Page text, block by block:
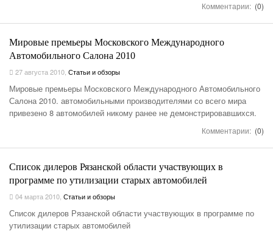
Комментарии: (0)
Мировые премьеры Московского Международного
Автомобильного Салона 2010
27 августа 2010 Статьи и обзоры
Мировые премьеры Московского Международного Автомобильного
Салона 2010. автомобильными производителями со всего мира
привезено 8 автомобилей никому ранее не демонстрировавшихся.
Комментарии: (0)
Список дилеров Рязанской области участвующих в
программе по утилизации старых автомобилей
04 марта 2010 Статьи и обзоры
Список дилеров Рязанской области участвующих в программе по
утилизации старых автомобилей